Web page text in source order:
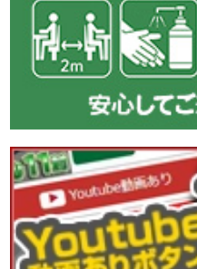
2026-07-30
本日も暑くなりそうです。
今日も元気に頑張りましょ
●本日ご紹介車両●
【商品番号:14459】Lゲート
製 積載3.5t 電動コボレーン
☎0120-93-8833 営業担当:眞
「HP見て」とお伝えいただ
2026-07-29
メッキやステンレスパーツ
こちらの車両をピックアッ